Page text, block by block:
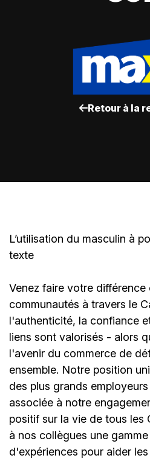
Retour à la
L’utilisation du masculin à
texte
Venez faire votre différence
communautés à travers le
l'authenticité, la confiance
liens sont valorisés - alors
l'avenir du commerce de
ensemble. Notre position
des plus grands
associée à notre
positif sur la vie de tous les
à nos collègues une
d'expériences pour aider